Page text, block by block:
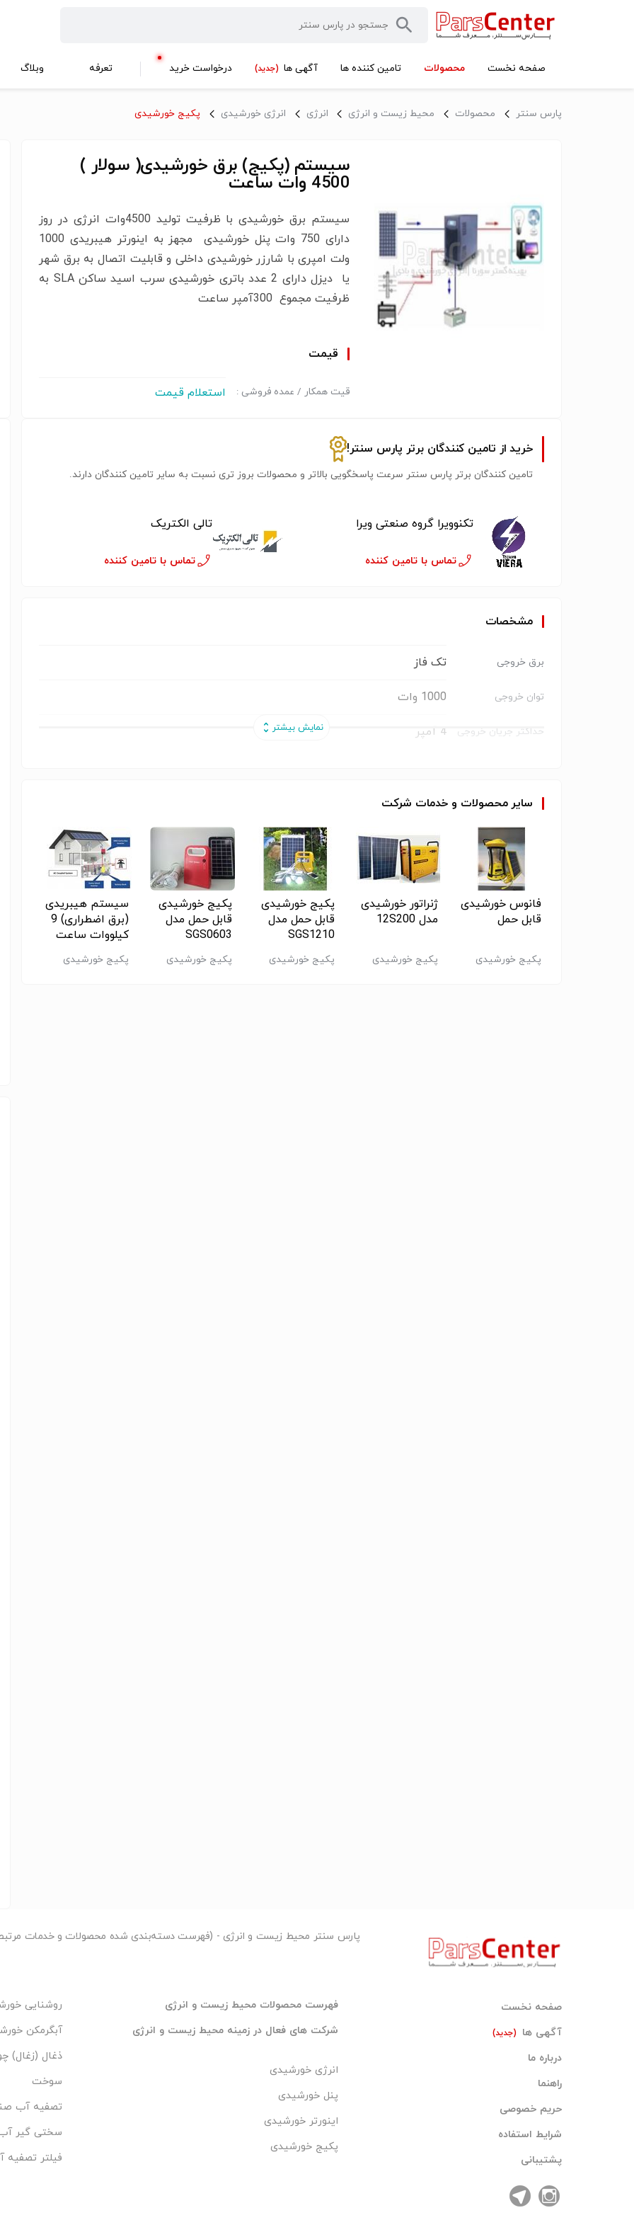
صفحه نخست محصولات تامین کننده ها آگهی ها (جدید) درخواست خرید تعرفه وبلاگ
پارس سنتر محصولات محیط زیست و انرژی انرژی انرژی خورشیدی پکیج خورشیدی
سیستم (پکیج) برق خورشیدی( سولار )
4500 وات ساعت
سیستم برق خورشیدی با ظرفیت تولید 4500وات انرژی در روز
دارای 750 وات پنل خورشیدی مجهز به اینورتر هیبریدی 1000
ولت امپری با شارزر خورشیدی داخلی و قابلیت اتصال به برق شهر
یا دیزل دارای 2 عدد باتری خورشیدی سرب اسید ساکن SLA به
ظرفیت مجموع 300آمپر ساعت
قیمت
قیت همکار / عمده فروشی : استعلام قیمت
خرید از تامین کنندگان برتر پارس سنتر!
تامین کنندگان برتر پارس سنتر سرعت پاسخگویی بالاتر و محصولات بروز تری نسبت به سایر تامین کنندگان دارند.
تکنوویرا گروه صنعتی ویرا
تماس با تامین کننده
تالی الکتریک
تماس با تامین کننده
مشخصات
برق خروجی تک فاز
توان خروجی 1000 وات
حداکثر جریان خروجی 4 آمپر
ولتاژ خروجی 220 ولت
کشور سازنده ایران
سایرمحصولات و خدمات شرکت
فانوس خورشیدی
قابل حمل
پکیج خورشیدی
ژنراتور خورشیدی
مدل 12S200
پکیج خورشیدی
پکیج خورشیدی
قابل حمل مدل
SGS1210
پکیج خورشیدی
پکیج خورشیدی
قابل حمل مدل
SGS0603
پکیج خورشیدی
سیستم هیبریدی
(برق اضطراری) 9
کیلووات ساعت
کارخانجات و مراکز
پکیج خورشیدی
صفحه نخست
آگهی ها
(جدید)
درباره ما
راهنما
حریم خصوصی
شرایط استفاده
پشتیبانی
پارس سنتر محیط زیست و انرژی - (فهرست دسته‌بندی شده محصولات و خدمات
فهرست محصولات محیط زیست و انرژی
شرکت های فعال در زمینه محیط زیست و انرژی
انرژی خورشیدی
پنل خورشیدی
اینورتر خورشیدی
پکیج خورشیدی
روشنایی
آبگرمکن
ذغال (زغال)
سوخت
تصفیه آب
سختی گیر
فیلتر تصفیه